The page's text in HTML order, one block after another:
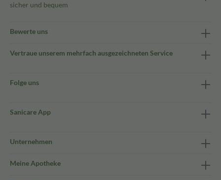
sicher und bequem
Bewerte uns
Vertraue unserem mehrfach ausgezeichneten Service
Folge uns
Sanicare App
Unternehmen
Meine Apotheke